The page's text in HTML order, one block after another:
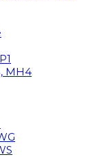
MH4